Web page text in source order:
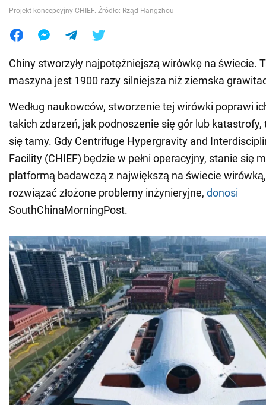
Projekt koncepcyjny CHIEF. Źródło: Rząd Hangzhou
Chiny stworzyły najpotężniejszą wirówkę na świecie.
maszyna jest 1900 razy silniejsza niż ziemska
Według naukowców, stworzenie tej wirówki poprawi
takich zdarzeń, jak podnoszenie się gór lub
się tamy. Gdy Centrifuge Hypergravity and
Facility (CHIEF) będzie w pełni operacyjny, stanie się
platformą badawczą z największą na świecie
rozwiązać złożone problemy inżynieryjne, donosi
SouthChinaMorningPost.